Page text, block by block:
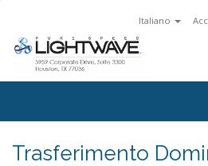
Italiano
Trasferimento